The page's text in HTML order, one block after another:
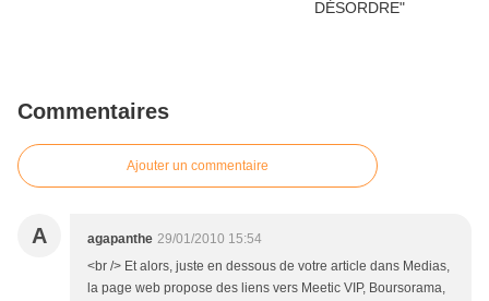
Commentaires
Ajouter un commentaire
A agapanthe 29/01/2010 15:54
<br /> Et alors, juste en dessous de votre article dans Medias,
la page web propose des liens vers Meetic VIP, Boursorama,